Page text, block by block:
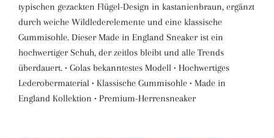
typischen gezackten Flügel-Design in kastanienbraun, ergänzt
durch weiche Wildlederelemente und eine klassische
Gummisohle. Dieser Made in England Sneaker ist ein
hochwertiger Schuh, der zeitlos bleibt und alle Trends
überdauert. • Golas bekanntestes Modell • Hochwertiges
Lederobermaterial • Klassische Gummisohle • Made in
England Kollektion • Premium-Herrensneaker